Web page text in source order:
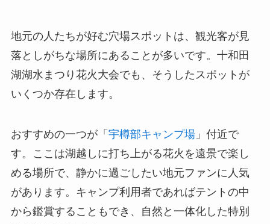
地元の人たちが好む穴場スポットは、観光客が見
落としがちな場所にあることが多いです。十和田
湖湖水まつり花火大会でも、そうしたスポットが
いくつか存在します。
おすすめの一つが「 宇樽部キャンプ場」付近で
す。ここは湖越しに打ち上がる花火を遠景で楽し
める場所で、静かに過ごしたい地元ファンに人気
があります。キャンプ利用者であればテントの中
から鑑賞することもでき、自然と一体化した特別